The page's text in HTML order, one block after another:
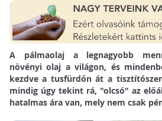
A pálmaolaj a legnagyobb
növényi olaj a világon, és
kezdve a tusfürdőn át a
mindig úgy tekint rá, "olcsó" az
hatalmas ára van, mely nem csak